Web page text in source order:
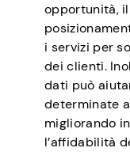
opportunità,
i servizi per
dei clienti.
dati può
determinate
migliorando
l’affidabilità